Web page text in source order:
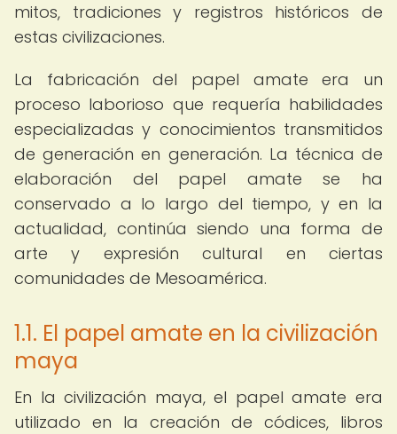
mitos, tradiciones y registros históricos de
estas civilizaciones.
La fabricación del papel amate era un
proceso laborioso que requería habilidades
especializadas y conocimientos transmitidos
de generación en generación. La técnica de
elaboración del papel amate se ha
conservado a lo largo del tiempo, y en la
actualidad, continúa siendo una forma de
arte y expresión cultural en ciertas
comunidades de Mesoamérica.
1.1. El papel amate en la civilización
maya
En la civilización maya, el papel amate era
utilizado en la creación de códices, libros